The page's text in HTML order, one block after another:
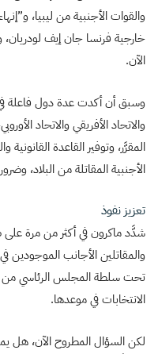
والقوات الأجنبية من ليبيا،
خارجية فرنسا جان إيف
الآن.
وسبق أن أكدت عدة دول فاعلة في
والاتحاد الأفريقي والاتحاد
المقرَّر، وتوفير القاعدة
الأجنبية المقاتلة من البلاد،
تعزيز نفوذ
شدَّد ماكرون في أكثر من مرة على
والمقاتلين الأجانب الموجودين
تحت سلطة المجلس الرئاسي من
الانتخابات في موعدها.
لكن السؤال المطروح الآن، هل